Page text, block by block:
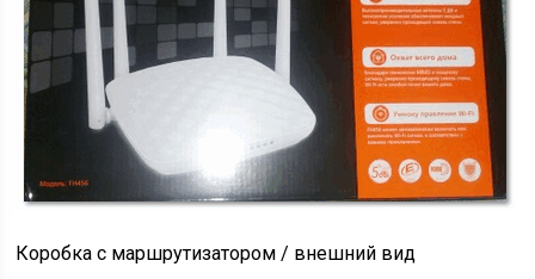
Коробка с маршрутизатором / внешний вид